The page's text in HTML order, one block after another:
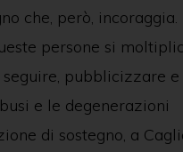
che, però, incoraggia.
persone si
pubblicizzare e
e le degenerazioni
di sostegno, a